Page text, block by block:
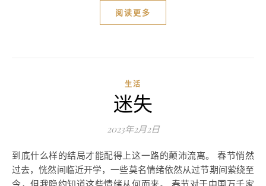
阅读更多
生活
迷失
2023年2月2日
到底什么样的结局才能配得上这一路的颠沛流离。 春节悄然
过去，恍然间临近开学，一些莫名情绪依然从过节期间萦绕至
今，但我隐约知道这些情绪从何而来。 春节对于中国万千家